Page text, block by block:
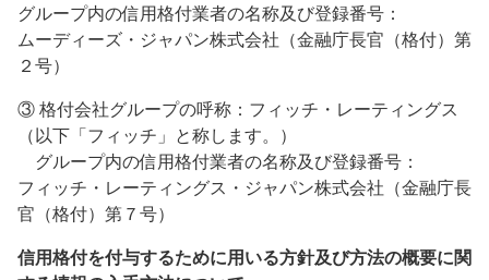
グループ内の信用格付業者の名称及び登録番号：
ムーディーズ・ジャパン株式会社（金融庁長官（格付）第
２号）
③ 格付会社グループの呼称：フィッチ・レーティングス
（以下「フィッチ」と称します。）
グループ内の信用格付業者の名称及び登録番号：
フィッチ・レーティングス・ジャパン株式会社（金融庁長
官（格付）第７号）
信用格付を付与するために用いる方針及び方法の概要に関